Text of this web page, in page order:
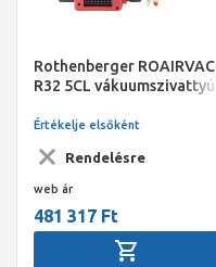
Rothenberger ROAIRVAC
R32 5CL vákuumszivattyú
vödörben
Rendelésre
Értékelje elsőként
web ár
481 317 Ft